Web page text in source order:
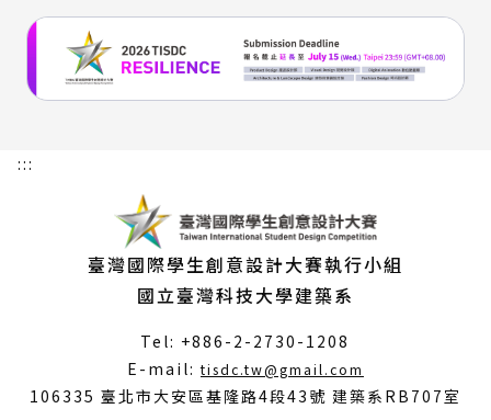
:::
臺灣國際學生創意設計大賽執行小組
國立臺灣科技大學建築系
Tel: +886-2-2730-1208
E-mail:tisdc.tw@gmail.com
開
106335 臺北市大安區基隆路4段43號 建築系RB707室